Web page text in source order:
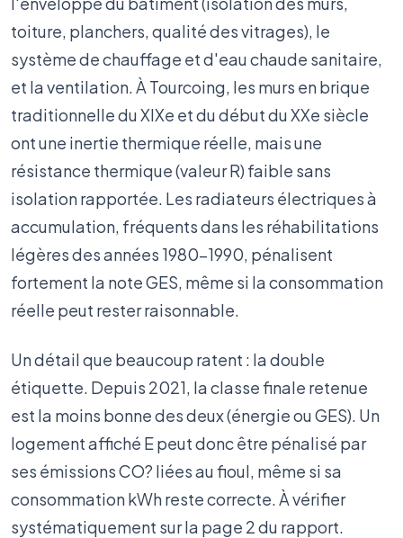
toiture, planchers, qualité des vitrages), le
système de chauffage et d'eau chaude sanitaire,
et la ventilation. À Tourcoing, les murs en brique
traditionnelle du XIXe et du début du XXe siècle
ont une inertie thermique réelle, mais une
résistance thermique (valeur R) faible sans
isolation rapportée. Les radiateurs électriques à
accumulation, fréquents dans les réhabilitations
légères des années 1980-1990, pénalisent
fortement la note GES, même si la consommation
réelle peut rester raisonnable.
Un détail que beaucoup ratent : la double
étiquette. Depuis 2021, la classe finale retenue
est la moins bonne des deux (énergie ou GES). Un
logement affiché E peut donc être pénalisé par
ses émissions CO? liées au fioul, même si sa
consommation kWh reste correcte. À vérifier
systématiquement sur la page 2 du rapport.